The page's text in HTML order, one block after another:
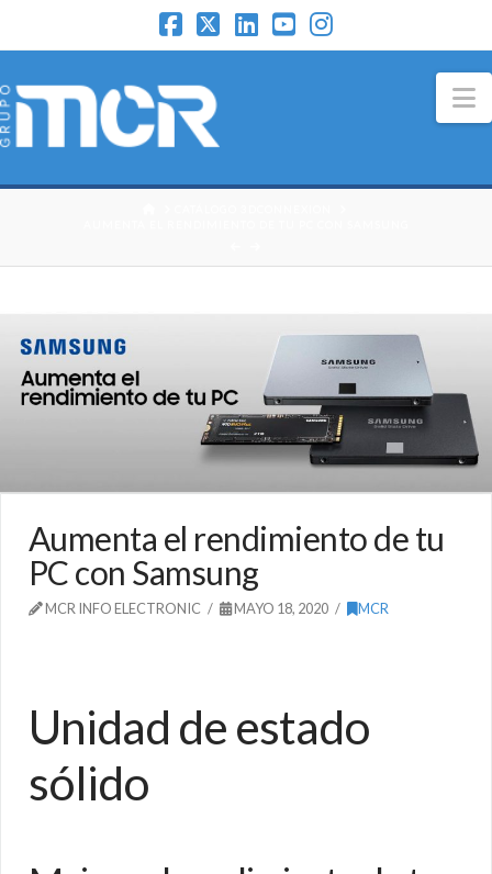
Aumenta el rendimiento de tu
PC con Samsung
MCR INFO ELECTRONIC MAYO 18, 2020 MCR
Unidad de estado
sólido